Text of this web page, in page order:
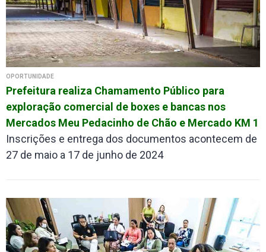
OPORTUNIDADE
Prefeitura realiza Chamamento Público para
exploração comercial de boxes e bancas nos
Mercados Meu Pedacinho de Chão e Mercado KM 1
Inscrições e entrega dos documentos acontecem de
27 de maio a 17 de junho de 2024